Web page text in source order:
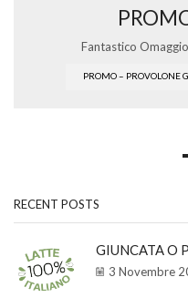
Fantastico
PROMO – PROVOLONE
RECENT POSTS
GIUNCATA O
3 Novembre